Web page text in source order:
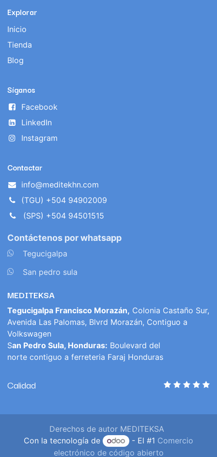
Explorar
Inicio
Tienda
Blog
Síganos
Facebook
LinkedIn
Instagram
Contactar
info@meditekhn.com
(TGU) +504 94902009
(SPS) +504 94501515
Contáctenos por whatsapp
Tegucigalpa
San pedro sula
MEDITEKSA
Tegucigalpa Francisco Morazán, Colonia Castaño Sur,
Avenida Las Palomas, Blvrd Morazán, Contiguo a
Volkswagen
San Pedro Sula, Honduras: Boulevard del
norte contiguo a ferreteria Faraj Honduras
Calidad
Derechos de autor MEDITEKSA
Con la tecnología de
- El #1 Comercio
electrónico de código abierto